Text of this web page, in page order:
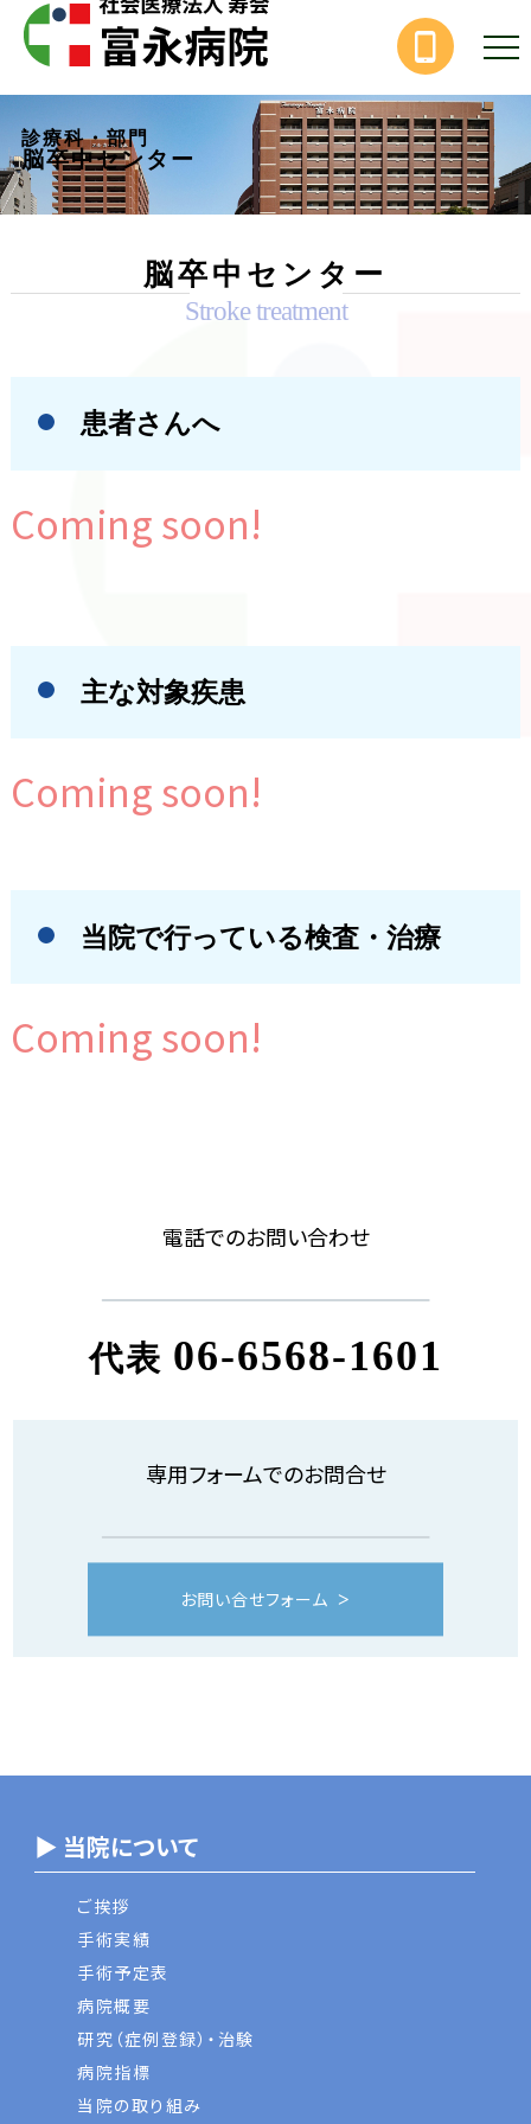
診療科・部門
脳卒中センター
脳卒中センター
Stroke treatment
患者さんへ
Coming soon!
主な対象疾患
Coming soon!
当院で行っている検査・治療
Coming soon!
電話でのお問い合わせ
代表 06-6568-1601
専用フォームでのお問合せ
お問い合せフォーム
▶ 当院について
ご挨拶
手術実績
手術予定表
病院概要
研究（症例登録）・治験
病院指標
当院の取り組み